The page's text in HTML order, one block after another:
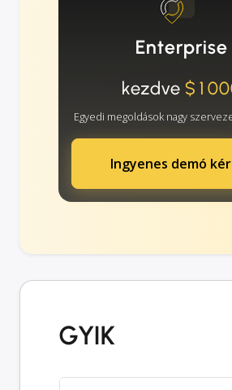
Enterprise
kezdve
Egyedi megoldások nagy
Ingyenes demó
GYIK